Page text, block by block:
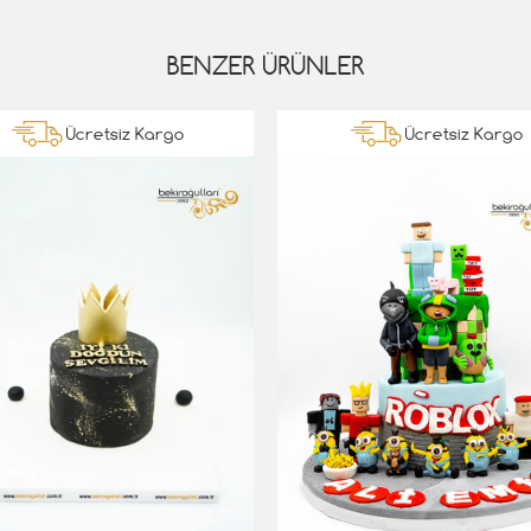
BENZER ÜRÜNLER
Ücretsiz Kargo Ücretsiz Kargo